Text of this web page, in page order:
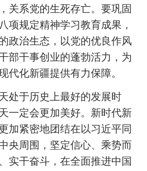
关系党的生死存亡。要巩固
项规定精神学习教育成果，
政治生态，以党的优良作风
部干事创业的蓬勃活力，为
代化新疆提供有力保障。
处于历史上最好的发展时
一定会更加美好。新时代新
加紧密地团结在以习近平同
央周围，坚定信心、乘势而
实干奋斗，在全面推进中国